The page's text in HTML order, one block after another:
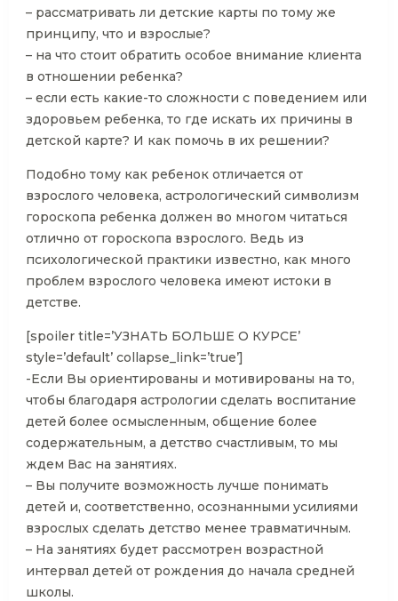
– рассматривать ли детские карты по тому же
принципу, что и взрослые?
– на что стоит обратить особое внимание клиента
в отношении ребенка?
– если есть какие-то сложности с поведением или
здоровьем ребенка, то где искать их причины в
детской карте? И как помочь в их решении?
Подобно тому как ребенок отличается от
взрослого человека, астрологический символизм
гороскопа ребенка должен во многом читаться
отлично от гороскопа взрослого. Ведь из
психологической практики известно, как много
проблем взрослого человека имеют истоки в
детстве.
[spoiler title=’УЗНАТЬ БОЛЬШЕ О КУРСЕ’
style=’default’ collapse_link=’true’]
-Если Вы ориентированы и мотивированы на то,
чтобы благодаря астрологии сделать воспитание
детей более осмысленным, общение более
содержательным, а детство счастливым, то мы
ждем Вас на занятиях.
– Вы получите возможность лучше понимать
детей и, соответственно, осознанными усилиями
взрослых сделать детство менее травматичным.
– На занятиях будет рассмотрен возрастной
интервал детей от рождения до начала средней
школы.